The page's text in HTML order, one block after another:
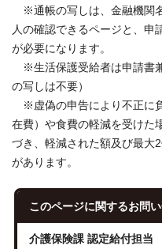
※通帳の写しは、金融機関
人の確認できるページと、申
が必要になります。
※生活保護受給者は申請書
の写しは不要）
※虚偽の申告により不正に
在費）や食費の軽減を受けた
づき、軽減された額及び最大
があります。
このページに関するお問
介護保険課 認定給付担当